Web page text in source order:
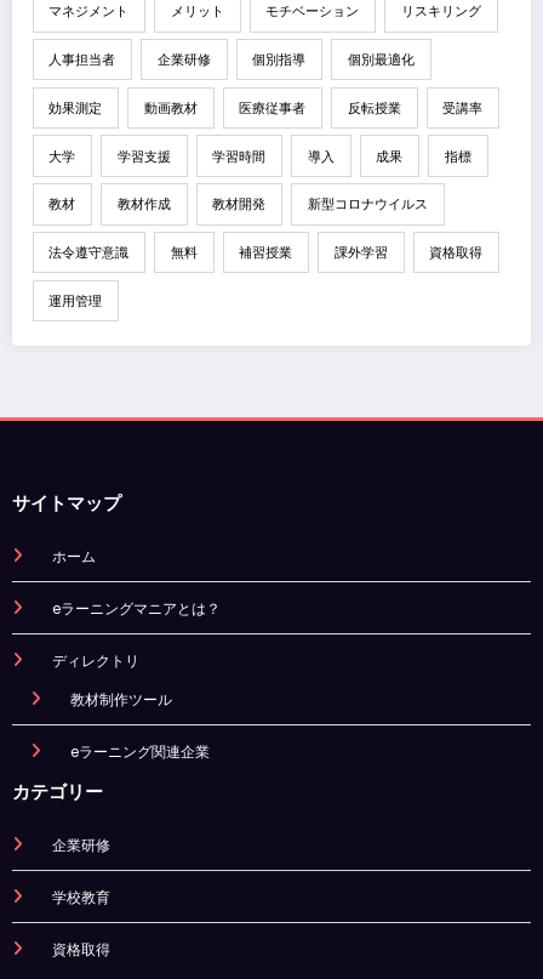
マネジメント メリット モチベーション リスキリング
人事担当者 企業研修 個別指導 個別最適化
効果測定 動画教材 医療従事者 反転授業 受講率
大学 学習支援 学習時間 導入 成果 指標
教材 教材作成 教材開発 新型コロナウイルス
法令遵守意識 無料 補習授業 課外学習 資格取得
運用管理
サイトマップ
ホーム
eラーニングマニアとは？
ディレクトリ
教材制作ツール
eラーニング関連企業
カテゴリー
企業研修
学校教育
資格取得